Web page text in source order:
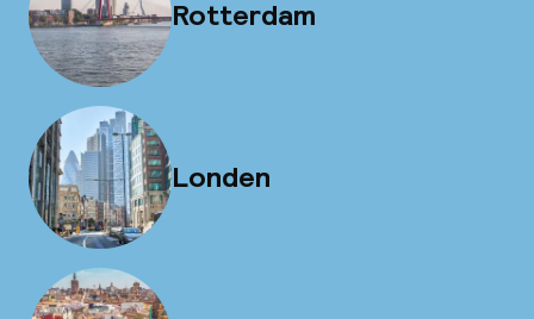
Rotterdam
Londen